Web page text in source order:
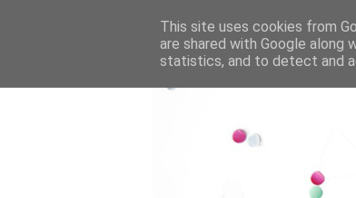
This site uses cookies from
are shared with Google along
statistics, and to detect and